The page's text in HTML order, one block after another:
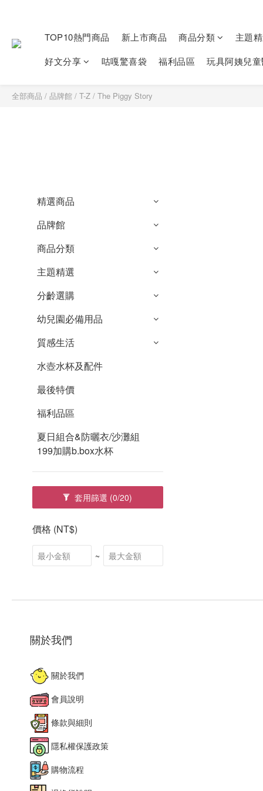
TOP10熱門商品 新上市商品 商品分類 主題
好文分享
咕嘎驚喜袋 福利品區 玩具阿姨兒
全部商品 / 品牌館 / T-Z / The Piggy Story
精選商品
品牌館
商品分類
主題精選
分齡選購
幼兒園必備用品
質感生活
水壺水杯及配件
最後特價
福利品區
夏日組合&防曬衣/沙灘組
199加購b.box水杯
套用篩選 (0/20)
價格 (NT$)
~
關於我們
關於我們
會員說明
條款與細則
隱私權保護政策
購物流程